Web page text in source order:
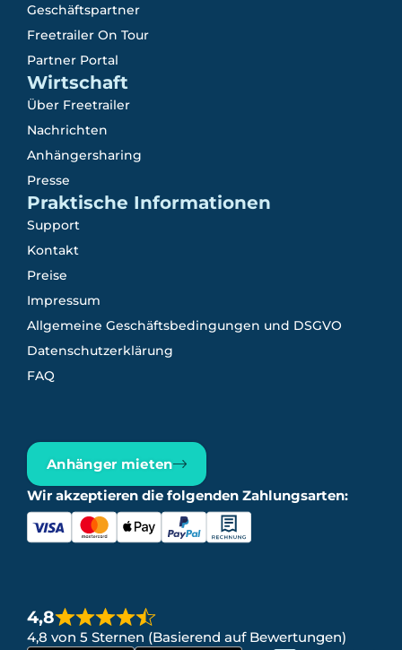
Geschäftspartner
Freetrailer On Tour
Partner Portal
Wirtschaft
Über Freetrailer
Nachrichten
Anhängersharing
Presse
Praktische Informationen
Support
Kontakt
Preise
Impressum
Allgemeine Geschäftsbedingungen und DSGVO
Datenschutzerklärung
FAQ
Anhänger mieten
Wir akzeptieren die folgenden Zahlungsarten:
4,8
4,8 von 5 Sternen (Basierend auf Bewertungen)